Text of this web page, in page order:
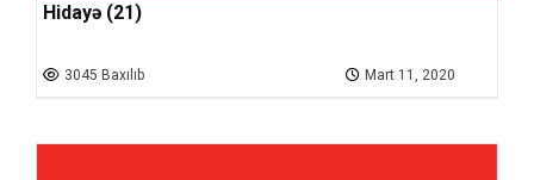
Hidayə (21)
3045 Baxılıb Mart 11, 2020